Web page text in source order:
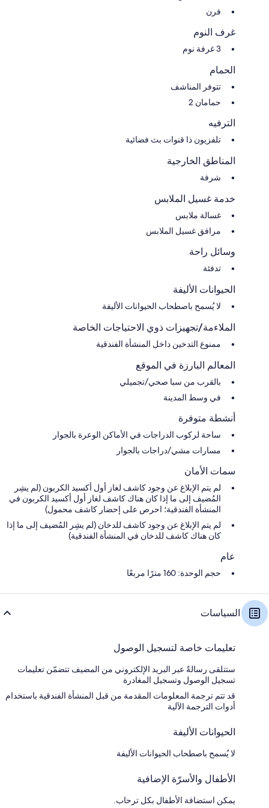
فرن
غرف النوم
3 غرفة نوم
الحمام
تتوفر المناشف
حمامان 2
الترفيه
تلفزيون ذا قنوات بث فضائية
المناطق الخارجية
شرفة
خدمة غسيل الملابس
غسالة ملابس
مرافق غسيل الملابس
وسائل راحة
تدفئة
الحيوانات الأليفة
لا يُسمح باصطحاب الحيوانات الأليفة
الملاءمة/تجهيزات ذوي الاحتياجات الخاصة
ممنوع التدخين داخل المنشأة الفندقية
المعالم البارزة في الموقع
بالقرب من سبا صحي/تجميلي
في وسط المدينة
أنشطة متوفرة
ساحة لركوب الدراجات في الأماكن الوعرة بالجوار
مسارات مشي/دراجات بالجوار
سمات الأمان
لم يتم الإبلاغ عن وجود كاشف لغاز أول أكسيد الكربون (لم يشِر
المُضيف إلى ما إذا كان هناك كاشف لغاز أول أكسيد الكربون في
المنشأة الفندقية؛ احرص على إحضار كاشف محمول)
لم يتم الإبلاغ عن وجود كاشف للدخان (لم يشِر المُضيف إلى ما إذا
كان هناك كاشف للدخان في المنشأة الفندقية)
عام
حجم الوحدة: 160 مترًا مربعًا
السياسات
تعليمات خاصة لتسجيل الوصول
ستتلقى رسالةً عبر البريد الإلكتروني من المضيف تتضمّن تعليمات
تسجيل الوصول وتسجيل المغادرة
قد تتم ترجمة المعلومات المقدمة من قبل المنشأة الفندقية باستخدام
أدوات الترجمة الآلية
الحيوانات الأليفة
لا يُسمح باصطحاب الحيوانات الأليفة
الأطفال والأسرّة الإضافية
يمكن استضافة الأطفال بكل ترحاب.